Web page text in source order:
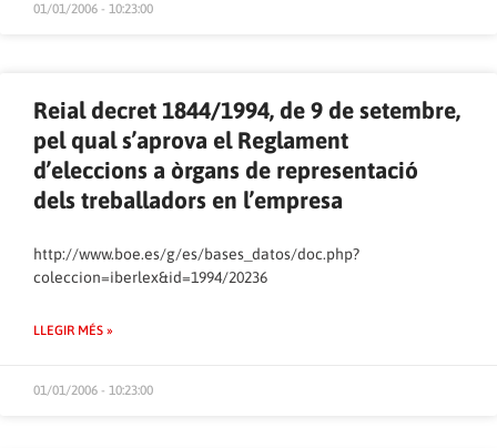
01/01/2006 - 10:23:00
Reial decret 1844/1994, de 9 de setembre,
pel qual s’aprova el Reglament
d’eleccions a òrgans de representació
dels treballadors en l’empresa
http://www.boe.es/g/es/bases_datos/doc.php?
coleccion=iberlex&id=1994/20236
LLEGIR MÉS »
01/01/2006 - 10:23:00